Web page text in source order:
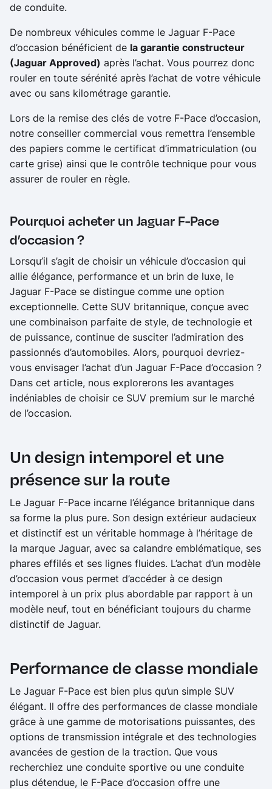
de conduite.
De nombreux véhicules comme le Jaguar F-Pace
d’occasion bénéficient de la garantie constructeur
(Jaguar Approved) après l’achat. Vous pourrez donc
rouler en toute sérénité après l’achat de votre véhicule
avec ou sans kilométrage garantie.
Lors de la remise des clés de votre F-Pace d’occasion,
notre conseiller commercial vous remettra l’ensemble
des papiers comme le certificat d’immatriculation (ou
carte grise) ainsi que le contrôle technique pour vous
assurer de rouler en règle.
Pourquoi acheter un Jaguar F-Pace
d’occasion ?
Lorsqu’il s’agit de choisir un véhicule d’occasion qui
allie élégance, performance et un brin de luxe, le
Jaguar F-Pace se distingue comme une option
exceptionnelle. Cette SUV britannique, conçue avec
une combinaison parfaite de style, de technologie et
de puissance, continue de susciter l’admiration des
passionnés d’automobiles. Alors, pourquoi devriez-
vous envisager l’achat d’un Jaguar F-Pace d’occasion ?
Dans cet article, nous explorerons les avantages
indéniables de choisir ce SUV premium sur le marché
de l’occasion.
Un design intemporel et une
présence sur la route
Le Jaguar F-Pace incarne l’élégance britannique dans
sa forme la plus pure. Son design extérieur audacieux
et distinctif est un véritable hommage à l’héritage de
la marque Jaguar, avec sa calandre emblématique, ses
phares effilés et ses lignes fluides. L’achat d’un modèle
d’occasion vous permet d’accéder à ce design
intemporel à un prix plus abordable par rapport à un
modèle neuf, tout en bénéficiant toujours du charme
distinctif de Jaguar.
Performance de classe mondiale
Le Jaguar F-Pace est bien plus qu’un simple SUV
élégant. Il offre des performances de classe mondiale
grâce à une gamme de motorisations puissantes, des
options de transmission intégrale et des technologies
avancées de gestion de la traction. Que vous
recherchiez une conduite sportive ou une conduite
plus détendue, le F-Pace d’occasion offre une